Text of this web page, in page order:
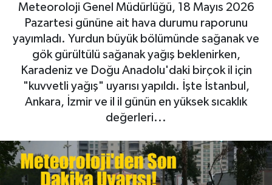
Meteoroloji Genel Müdürlüğü, 18 Mayıs 2026
Pazartesi gününe ait hava durumu raporunu
yayımladı. Yurdun büyük bölümünde sağanak ve
gök gürültülü sağanak yağış beklenirken,
Karadeniz ve Doğu Anadolu'daki birçok il için
"kuvvetli yağış" uyarısı yapıldı. İşte İstanbul,
Ankara, İzmir ve il il günün en yüksek sıcaklık
değerleri...
Asayiş
Magazin
Gayrimenkul
Spor